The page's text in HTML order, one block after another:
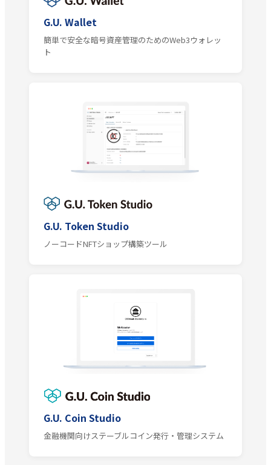
G.U. Wallet
簡単で安全な暗号資産管理のためのWeb3ウォレッ
ト
G.U. Token Studio
ノーコードNFTショップ構築ツール
G.U. Coin Studio
金融機関向けステーブルコイン発行・管理システム